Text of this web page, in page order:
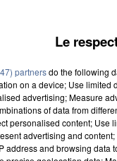
Le
partnersdo the following
on a device; Use limited
advertising; Measure
of data from
personalised content; Use
advertising and
address and browsing data